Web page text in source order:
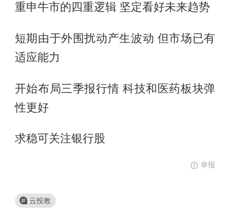
重申牛市的四重逻辑 坚定看好未来趋势
短期由于外围扰动产生波动 但市场已有
适应能力
开始布局三季报行情 科技和医药板块弹
性更好
求稳可关注银行股
举报
云投教